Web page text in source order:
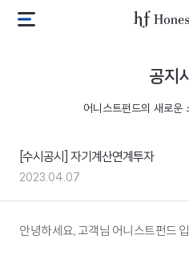
어
드
고
메
공지
어니스트펀드의 새로운
[수시공시] 자기계산연계투자
2023.04.07
안녕하세요, 고객님 어니스트펀드